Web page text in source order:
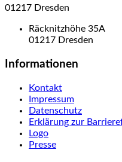
01217 Dresden
Räcknitzhöhe 35A
01217 Dresden
Informationen
Kontakt
Impressum
Datenschutz
Erklärung zur
Logo
Presse